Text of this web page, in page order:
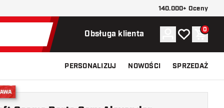
140.000+ Oceny
Obsługa klienta Konto
Moja listaKoszyk
0
PERSONALIZUJ NOWOŚCI SPRZEDAŻ